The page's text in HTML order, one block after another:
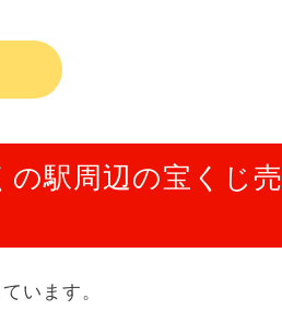
駅周辺の宝くじ売
います。